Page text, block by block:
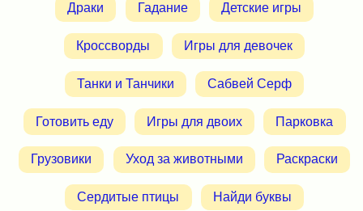
Драки Гадание Детские игры
Кроссворды Игры для девочек
Танки и Танчики Сабвей Серф
Готовить еду Игры для двоих Парковка
Грузовики Уход за животными Раскраски
Сердитые птицы Найди буквы